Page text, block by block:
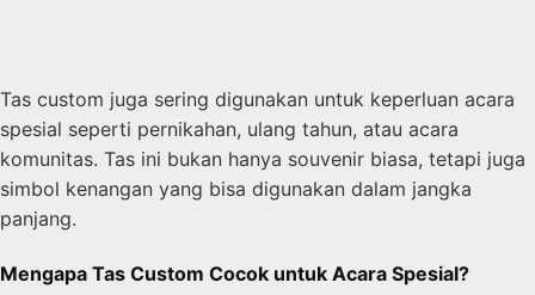
Tas custom juga sering digunakan untuk keperluan acara
spesial seperti pernikahan, ulang tahun, atau acara
komunitas. Tas ini bukan hanya souvenir biasa, tetapi juga
simbol kenangan yang bisa digunakan dalam jangka
panjang.
Mengapa Tas Custom Cocok untuk Acara Spesial?